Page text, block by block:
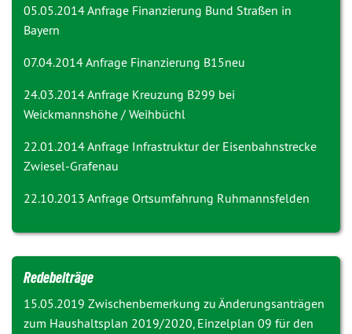
05.05.2014 Anfrage Finanzierung Bund Straßen in
Bayern
07.04.2014 Anfrage Finanzierung B15neu
24.03.2014 Anfrage Kreuzung B299 bei
Weickmannshöhe / Weihbüchl
22.01.2014 Anfrage Infrastruktur der Eisenbahnstrecke
Zwiesel-Grafenau
22.10.2013 Anfrage Ortsumfahrung Ruhmannsfelden
Redebeiträge
15.05.2019 Zwischenbemerkung zu Änderungsanträgen
zum Haushaltsplan 2019/2020, Einzelplan 09 für den